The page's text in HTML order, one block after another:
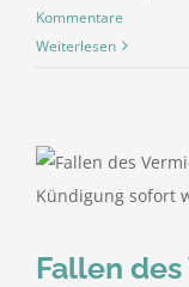
Kommentare
Weiterlesen
Fallen des